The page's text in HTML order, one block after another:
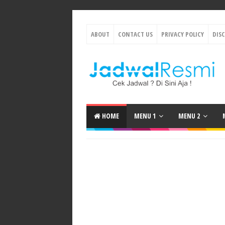
ABOUT CONTACT US PRIVACY POLICY
HOME MENU 1 MENU 2